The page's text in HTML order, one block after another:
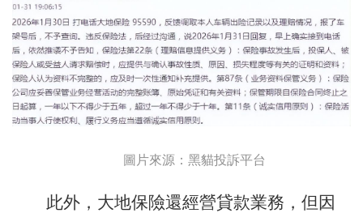
圖片來源：黑貓投訴平台
此外，大地保險還經營貸款業務，但因